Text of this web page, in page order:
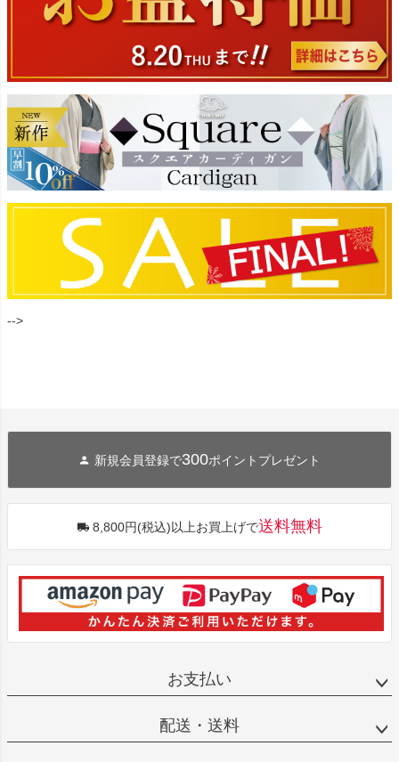
-->
新規会員登録で300ポイントプレゼント
8,800円(税込)以上お買上げで送料無料
お支払い
配送・送料